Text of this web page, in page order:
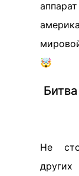
🤯
Не
других